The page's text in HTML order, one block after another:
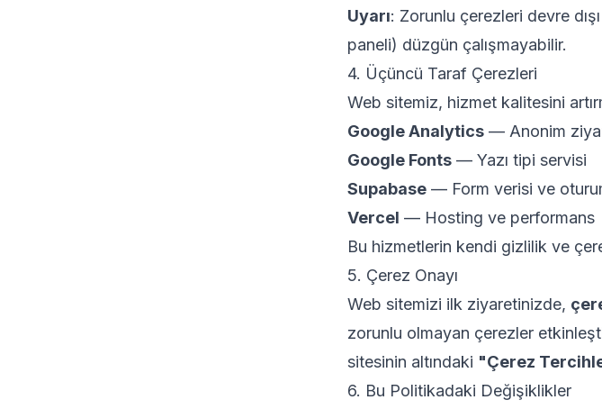
Uyarı: Zorunlu çerezleri devre
paneli) düzgün çalışmayabilir.
4. Üçüncü Taraf Çerezleri
Web sitemiz, hizmet kalitesini
Google Analytics — Anonim
Google Fonts — Yazı tipi servisi
Supabase — Form verisi ve
Vercel — Hosting ve performans
Bu hizmetlerin kendi gizlilik ve
5. Çerez Onayı
Web sitemizi ilk ziyaretinizde,
zorunlu olmayan çerezler
sitesinin altındaki "Çerez
6. Bu Politikadaki Değişiklikler